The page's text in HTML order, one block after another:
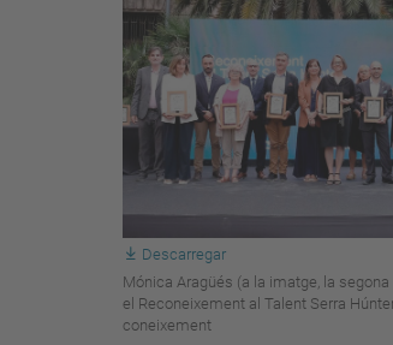
Descarregar
Mónica Aragüés (a la imatge, la
el Reconeixement al Talent Serra
coneixement